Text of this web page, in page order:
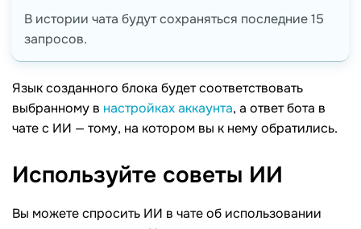
В истории чата будут сохраняться последние 15
запросов.
Язык созданного блока будет соответствовать
выбранному в настройках аккаунта, а ответ бота в
чате с ИИ — тому, на котором вы к нему обратились.
Используйте советы ИИ
Вы можете спросить ИИ в чате об использовании